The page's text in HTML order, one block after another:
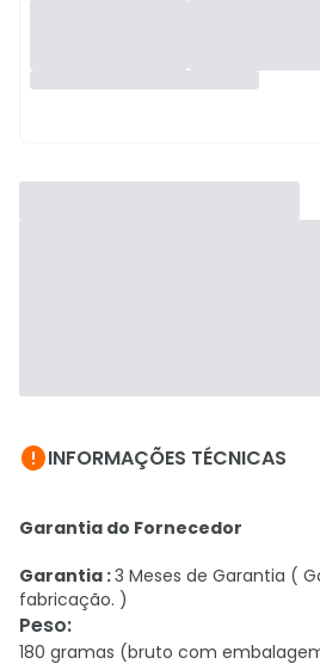
INFORMAÇÕES TÉCNICAS
Garantia do Fornecedor
Garantia :3 Meses de Garantia (
fabricação. )
Peso:
180 gramas (bruto com